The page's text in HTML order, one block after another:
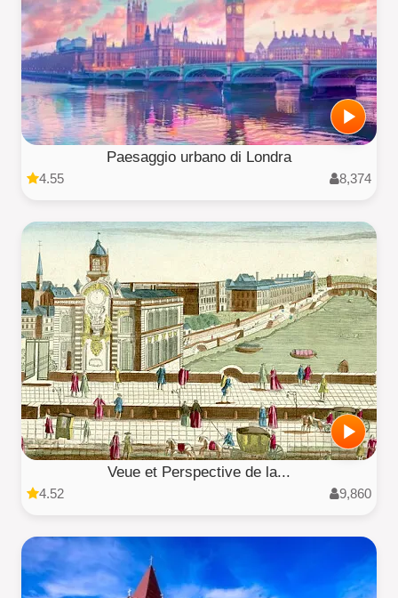
Paesaggio urbano di Londra
4.55 8,374
Veue et Perspective de la...
4.52 9,860